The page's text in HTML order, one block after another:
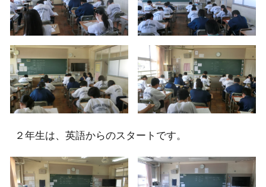
２年生は、英語からのスタートです。